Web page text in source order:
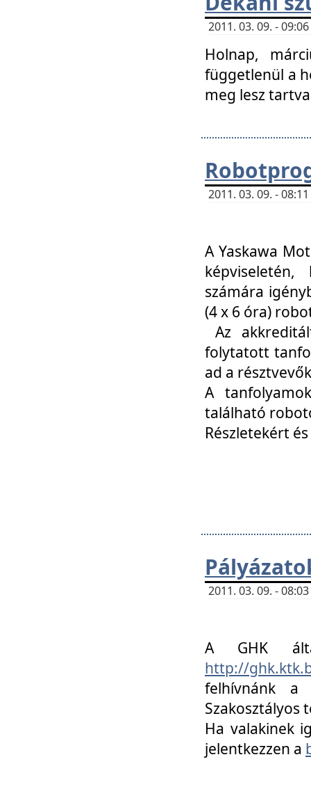
2011. 03. 09. -
Holnap,
függetlenül a
meg lesz
2011. 03. 09. -
A Yaskawa
számára
(4 x 6 óra)
Az
folytatott
ad a
A
található
Részletekért
2011. 03. 09. -
A GHK
http://
felhívnánk a
Szakosztályos
Ha valakinek
jelentkezzen a